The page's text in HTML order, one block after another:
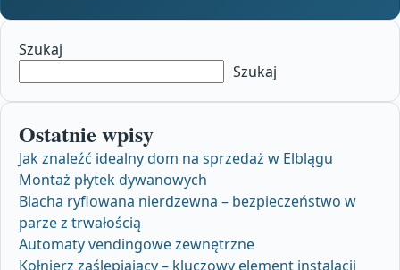
Szukaj
Szukaj
Ostatnie wpisy
Jak znaleźć idealny dom na sprzedaż w Elblągu
Montaż płytek dywanowych
Blacha ryflowana nierdzewna – bezpieczeństwo w
parze z trwałością
Automaty vendingowe zewnętrzne
Kołnierz zaślepiający – kluczowy element instalacji